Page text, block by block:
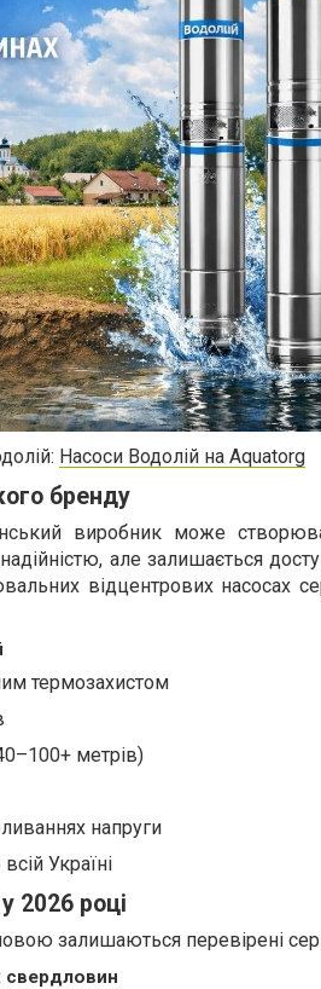
Насоси Водолій на Aquatorg
бренду
виробник може
але залишається
відцентрових насосах
термозахистом
метрів)
напруги
Україні
2026 році
залишаються перевірені
свердловин